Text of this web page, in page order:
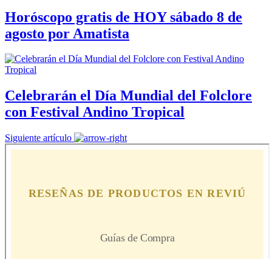
Horóscopo gratis de HOY sábado 8 de
agosto por Amatista
Celebrarán el Día Mundial del Folclore
con Festival Andino Tropical
Siguiente artículo